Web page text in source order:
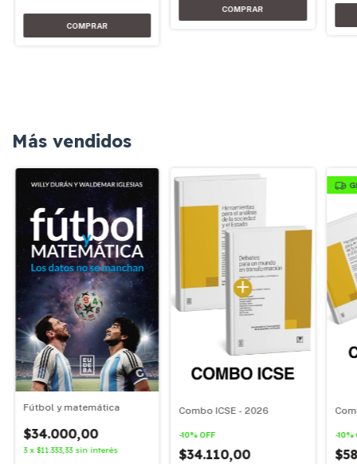
Más vendidos
Fútbol y matemática
$34.000,00
3 x $11.333,33 sin interés
Combo ICSE - 2026
-10%OFF
$34.110,00
-10%